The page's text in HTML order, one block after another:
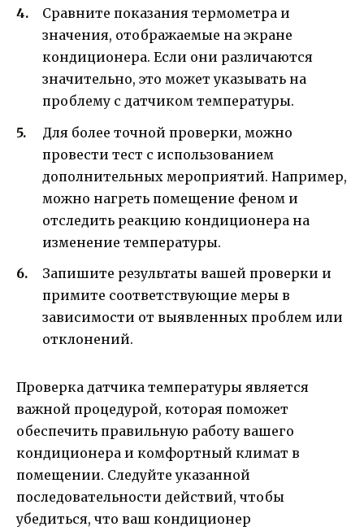
Сравните показания термометра и
значения, отображаемые на экране
кондиционера. Если они различаются
значительно, это может указывать на
проблему с датчиком температуры.
Для более точной проверки, можно
провести тест с использованием
дополнительных мероприятий. Например,
можно нагреть помещение феном и
отследить реакцию кондиционера на
изменение температуры.
Запишите результаты вашей проверки и
примите соответствующие меры в
зависимости от выявленных проблем или
отклонений.
Проверка датчика температуры является
важной процедурой, которая поможет
обеспечить правильную работу вашего
кондиционера и комфортный климат в
помещении. Следуйте указанной
последовательности действий, чтобы
убедиться, что ваш кондиционер